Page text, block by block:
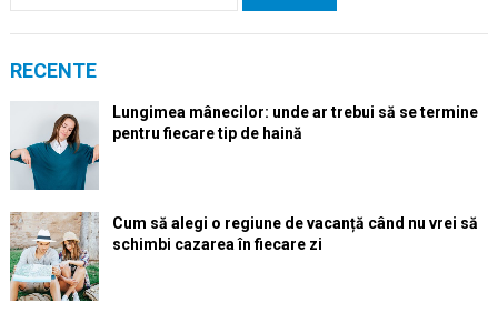
RECENTE
Lungimea mânecilor: unde ar trebui să se termine
pentru fiecare tip de haină
Cum să alegi o regiune de vacanță când nu vrei să
schimbi cazarea în fiecare zi